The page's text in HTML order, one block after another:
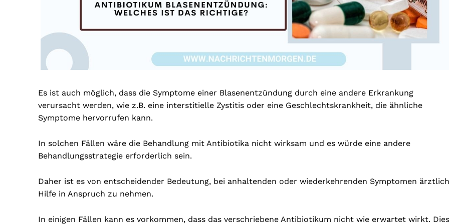
Es ist auch möglich, dass die Symptome einer Blasenentzündung durch eine andere Erkrankung
verursacht werden, wie z.B. eine interstitielle Zystitis oder eine Geschlechtskrankheit, die ähnliche
Symptome hervorrufen kann.
In solchen Fällen wäre die Behandlung mit Antibiotika nicht wirksam und es würde eine andere
Behandlungsstrategie erforderlich sein.
Daher ist es von entscheidender Bedeutung, bei anhaltenden oder wiederkehrenden Symptomen
Hilfe in Anspruch zu nehmen.
In einigen Fällen kann es vorkommen, dass das verschriebene Antibiotikum nicht wie erwartet wirkt. Dies